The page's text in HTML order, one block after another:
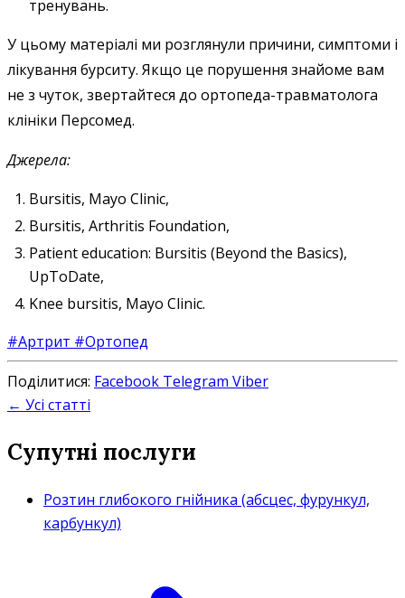
тренувань.
У цьому матеріалі ми розглянули причини, симптоми і
лікування бурситу. Якщо це порушення знайоме вам
не з чуток, звертайтеся до ортопеда-травматолога
клініки Персомед.
Джерела:
Bursitis, Mayo Clinic,
Bursitis, Arthritis Foundation,
Patient education: Bursitis (Beyond the Basics),
UpToDate,
Knee bursitis, Mayo Clinic.
#Артрит #Ортопед
Поділитися: Facebook Telegram Viber
← Усі статті
Супутні послуги
Розтин глибокого гнійника (абсцес, фурункул,
карбункул)